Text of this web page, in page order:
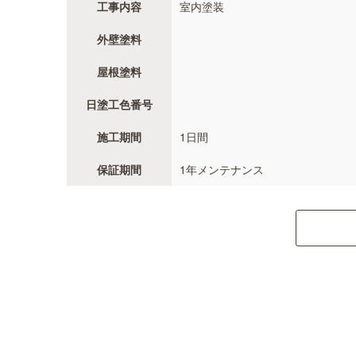
工事内容 室内塗装
外壁塗料
屋根塗料
日塗工色番号
施工期間 1日間
保証期間 1年メンテナンス